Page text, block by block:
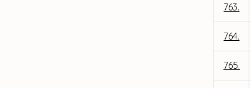
763.
764.
765.